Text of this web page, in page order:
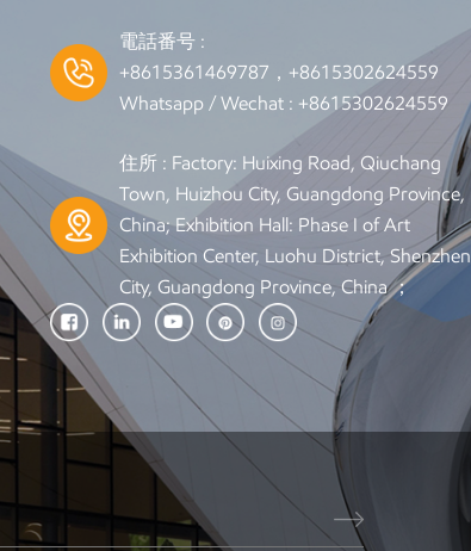
電話番号 :
+8615361469787，+8615302624559
Whatsapp / Wechat : +8615302624559
住所 : Factory: Huixing Road, Qiuchang
Town, Huizhou City, Guangdong Province,
China; Exhibition Hall: Phase I of Art
Exhibition Center, Luohu District, Shenzhen
City, Guangdong Province, China ；